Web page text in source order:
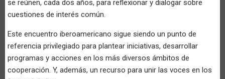
se reúnen, cada dos años, para reflexionar y dialogar sobre
cuestiones de interés común.
Este encuentro iberoamericano sigue siendo un punto de
referencia privilegiado para plantear iniciativas, desarrollar
programas y acciones en los más diversos ámbitos de
cooperación. Y, además, un recurso para unir las voces en los